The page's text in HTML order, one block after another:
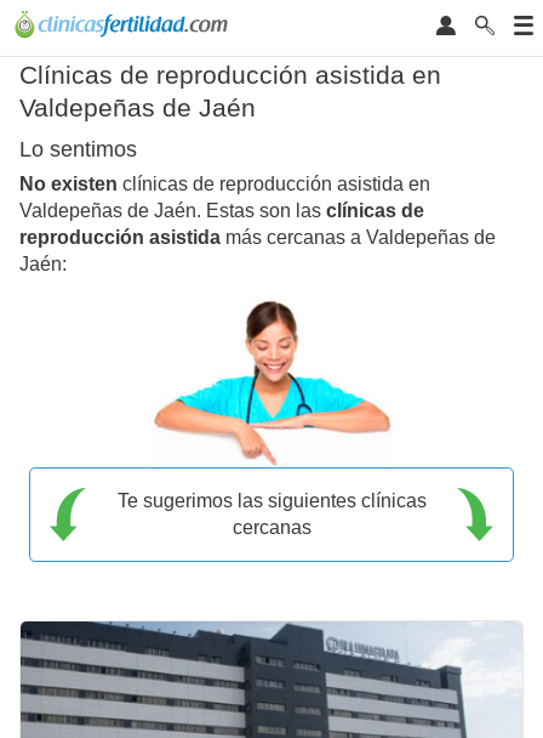
Clínicas de reproducción asistida en
Valdepeñas de Jaén
Lo sentimos
No existen clínicas de reproducción asistida en
Valdepeñas de Jaén. Estas son las clínicas de
reproducción asistida más cercanas a Valdepeñas de
Jaén:
Te sugerimos las siguientes clínicas
cercanas